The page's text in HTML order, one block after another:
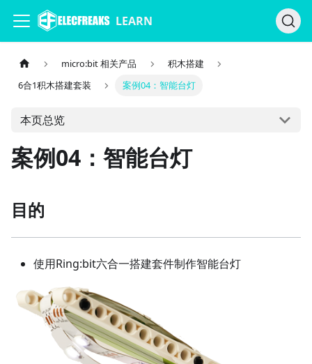
LEARN
micro:bit 相关产品
积木搭建
6合1积木搭建套装
案例04：智能台灯
本页总览
案例04：智能台灯
目的
使用Ring:bit六合一搭建套件制作智能台灯